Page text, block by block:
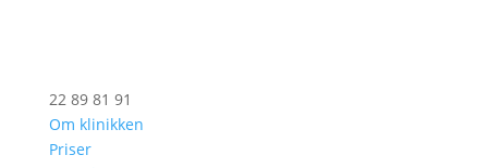
22 89 81 91
Om klinikken
Priser